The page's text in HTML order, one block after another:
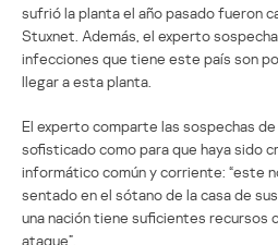
sufrió la planta el año pasado fueron
Stuxnet. Además, el experto
infecciones que tiene este país son
llegar a esta planta.
El experto comparte las sospechas
sofisticado como para que haya sido
informático común y corriente: “este
sentado en el sótano de la casa de
una nación tiene suficientes recursos
ataque”.